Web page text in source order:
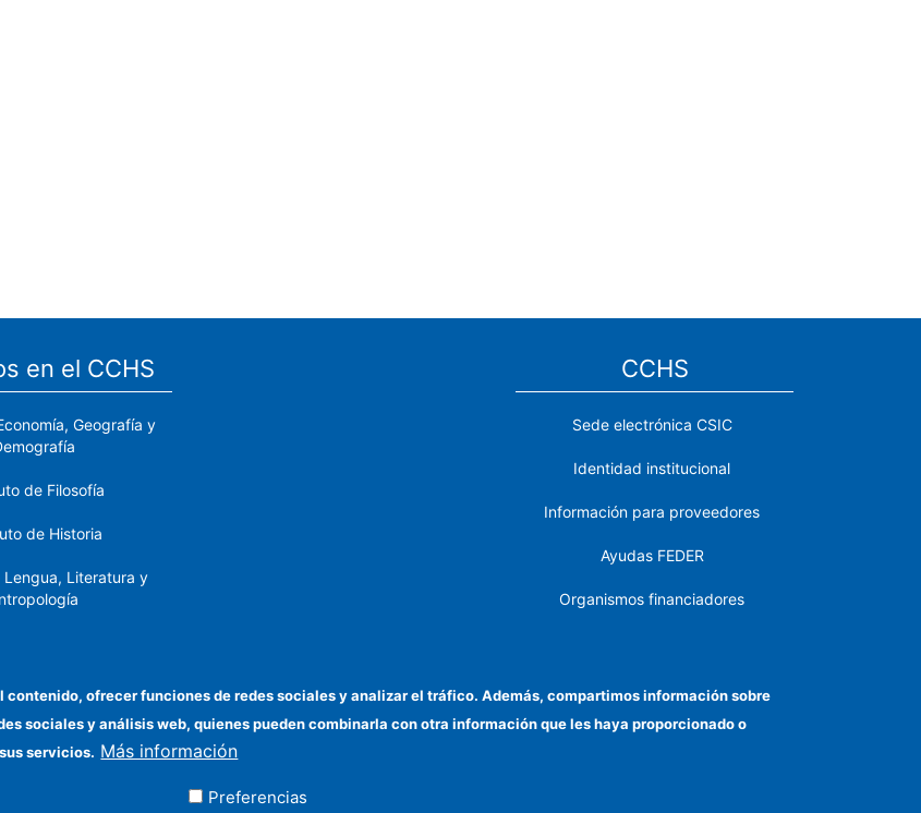
en el CCHS
Geografía y
de Filosofía
de Historia
Literatura y
Próximo
Políticas y Bienes
Públicos
CCHS
Sede electrónica CSIC
Identidad institucional
Información para proveedores
Ayudas FEDER
Organismos financiadores
Cómo llegar
contenido, ofrecer funciones de redes sociales y analizar el tráfico. Además, compartimos información sobre
sociales y análisis web, quienes pueden combinarla con otra información que les haya proporcionado o
servicios. Más información
Preferencias